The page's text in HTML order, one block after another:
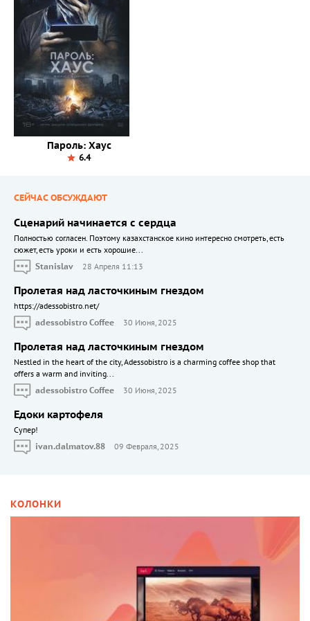
Пароль: Хаус
6.4
СЕЙЧАС ОБСУЖДАЮТ
Сценарий начинается с сердца
Полностью согласен. Поэтому казахстанское кино интересно смотреть, есть
сюжет, есть уроки и есть хорошие...
Stanislav
28 Апреля 11:13
Пролетая над ласточкиным гнездом
https://adessobistro.net/
adessobistro Coffee
30 Июня, 2025
Пролетая над ласточкиным гнездом
Nestled in the heart of the city, Adessobistro is a charming coffee shop that
offers a warm and inviting...
adessobistro Coffee
30 Июня, 2025
Едоки картофеля
Cупер!
ivan.dalmatov.88
09 Февраля, 2025
КОЛОНКИ